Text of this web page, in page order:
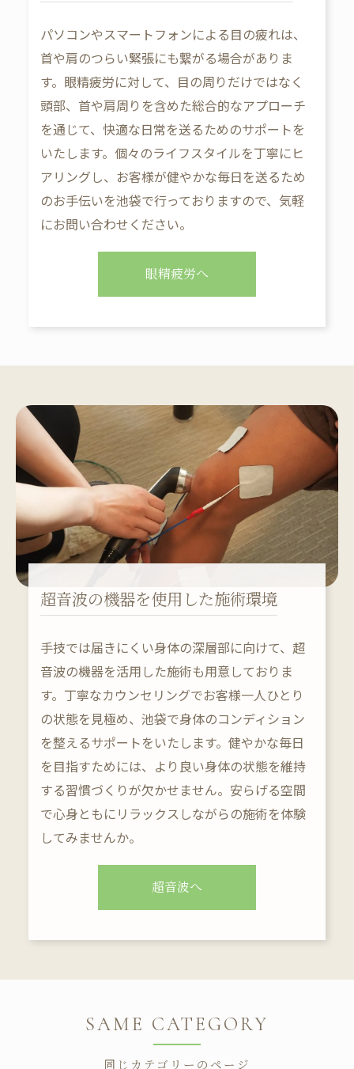
パソコンやスマートフォンによる目の疲れは、
首や肩のつらい緊張にも繋がる場合がありま
す。眼精疲労に対して、目の周りだけではなく
頭部、首や肩周りを含めた総合的なアプローチ
を通じて、快適な日常を送るためのサポートを
いたします。個々のライフスタイルを丁寧にヒ
アリングし、お客様が健やかな毎日を送るため
のお手伝いを池袋で行っておりますので、気軽
にお問い合わせください。
眼精疲労へ
超音波の機器を使用した施術環境
手技では届きにくい身体の深層部に向けて、超
音波の機器を活用した施術も用意しておりま
す。丁寧なカウンセリングでお客様一人ひとり
の状態を見極め、池袋で身体のコンディション
を整えるサポートをいたします。健やかな毎日
を目指すためには、より良い身体の状態を維持
する習慣づくりが欠かせません。安らげる空間
で心身ともにリラックスしながらの施術を体験
してみませんか。
超音波へ
同じカテゴリーのページ
SAME CATEGORY